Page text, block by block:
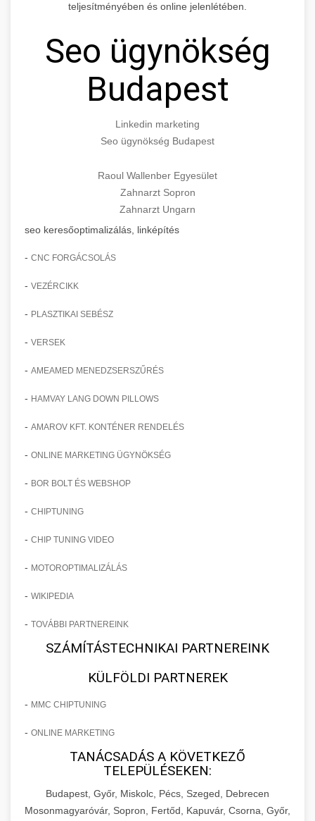
teljesítményében és online jelenlétében.
Seo ügynökség
Budapest
Linkedin marketing
Seo ügynökség Budapest
Raoul Wallenber Egyesület
Zahnarzt Sopron
Zahnarzt Ungarn
seo keresőoptimalizálás, linképítés
- CNC FORGÁCSOLÁS
- VEZÉRCIKK
- PLASZTIKAI SEBÉSZ
- VERSEK
- AMEAMED MENEDZSERSZŰRÉS
- HAMVAY LANG DOWN PILLOWS
- AMAROV KFT. KONTÉNER RENDELÉS
- ONLINE MARKETING ÜGYNÖKSÉG
- BOR BOLT ÉS WEBSHOP
- CHIPTUNING
- CHIP TUNING VIDEO
- MOTOROPTIMALIZÁLÁS
- WIKIPEDIA
- TOVÁBBI PARTNEREINK
SZÁMÍTÁSTECHNIKAI PARTNEREINK
KÜLFÖLDI PARTNEREK
- MMC CHIPTUNING
- ONLINE MARKETING
TANÁCSADÁS A KÖVETKEZŐ
TELEPÜLÉSEKEN:
Budapest, Győr, Miskolc, Pécs, Szeged, Debrecen
Mosonmagyaróvár, Sopron, Fertőd, Kapuvár, Csorna, Győr,